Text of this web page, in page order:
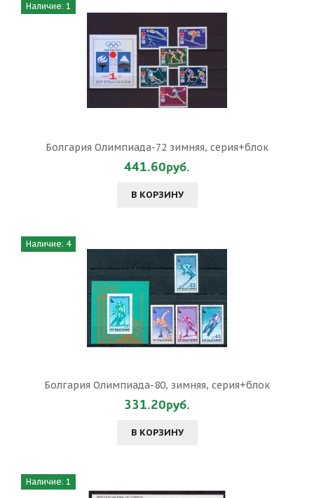
Наличие: 1
Болгария Олимпиада-72 зимняя, серия+блок
441.60руб.
В КОРЗИНУ
Наличие: 4
Болгария Олимпиада-80, зимняя, серия+блок
331.20руб.
В КОРЗИНУ
Наличие: 1